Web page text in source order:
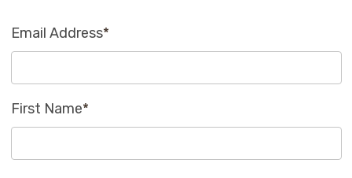
Email Address*
First Name*